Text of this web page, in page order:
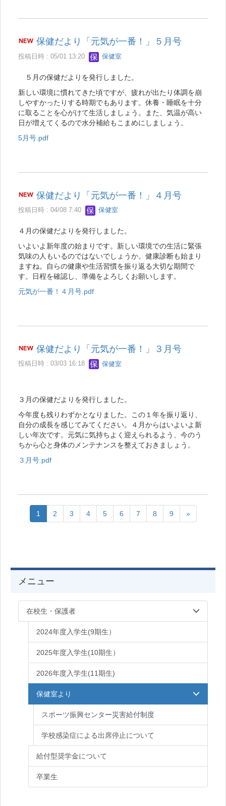
保健だより「元気が一番！」５月号
投稿日時 : 05/01 13:20 保健室
５月の保健だよりを発行しました。
新しい環境に慣れてきた頃ですが、疲れが出たり体調を崩
しやすかったりする時期でもあります。休養・睡眠を十分
に取ることを心がけて生活しましょう。また、気温が高い
日が増えてくるので水分補給もこまめにしましょう。
5月号.pdf
保健だより「元気が一番！」４月号
投稿日時 : 04/08 7:40 保健室
４月の保健だよりを発行しました。
いよいよ新年度の始まりです。新しい環境での生活に緊張
気味の人もいるのではないでしょうか。健康診断も始まり
ますね。自らの健康や生活習慣を振り返る大切な期間で
す。日程を確認し、準備をよろしくお願いします。
元気が一番！４月号.pdf
保健だより「元気が一番！」３月号
投稿日時 : 03/03 16:18 保健室
３月の保健だよりを発行しました。
今年度も残りわずかとなりました。この１年を振り返り、
自分の成長を感じてみてください。４月からはいよいよ新
しい年次です。元気に気持ちよく迎えられるよう、今のう
ちから心と身体のメンテナンスを整えておきましょう。
３月号.pdf
1 2 3 4 5 6 7 8 9 »
メニュー
在校生・保護者
2024年度入学生(9期生）
2025年度入学生(10期生）
2026年度入学生(11期生)
保健室より
スポーツ振興センター災害給付制度
学校感染症による出席停止について
給付型奨学金について
卒業生